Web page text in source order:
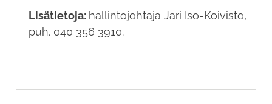
Lisätietoja: hallintojohtaja Jari Iso-Koivisto,
puh. 040 356 3910.